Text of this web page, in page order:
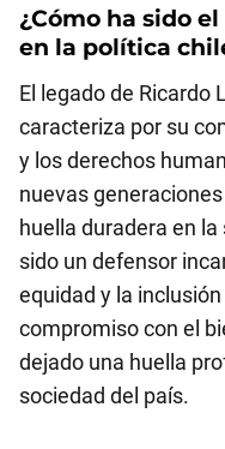
¿Cómo ha sido
en la política
El legado de Ricardo
caracteriza por su
y los derechos
nuevas
huella duradera en
sido un defensor
equidad y la
compromiso con el
dejado una huella
sociedad del país.